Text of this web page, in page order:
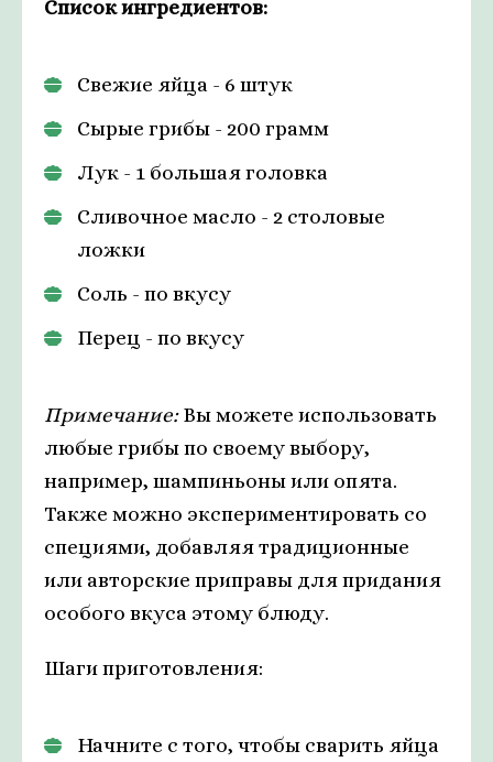
Список ингредиентов:
Свежие яйца - 6 штук
Сырые грибы - 200 грамм
Лук - 1 большая головка
Сливочное масло - 2 столовые
ложки
Соль - по вкусу
Перец - по вкусу
Примечание:Вы можете использовать
любые грибы по своему выбору,
например, шампиньоны или опята.
Также можно экспериментировать со
специями, добавляя традиционные
или авторские приправы для придания
особого вкуса этому блюду.
Шаги приготовления:
Начните с того, чтобы сварить яйца